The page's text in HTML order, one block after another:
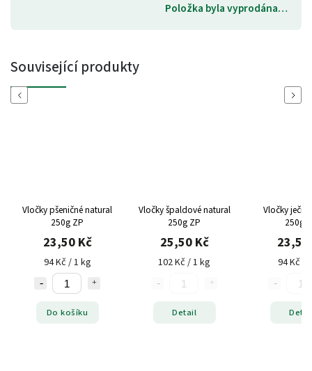
Položka byla vyprodána…
Související produkty
Previous
Vločky pšeničné natural
250g ZP
23,50 Kč
94 Kč / 1 kg
Do košíku
Vločky špaldové natural
250g ZP
25,50 Kč
102 Kč / 1 kg
Detail
Vločky
250g
23,50
94 Kč /
Next